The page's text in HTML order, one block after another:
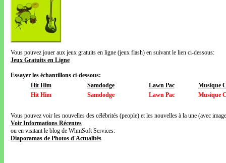
Vous pouvez jouer aux jeux gratuits en ligne (jeux flash) en suivant le lien ci-dessous:
Jeux Gratuits en Ligne
Essayer les échantillons ci-dessous:
Hit Him
Samdodge Lawn Pac
Musique
Hit Him
Samdodge Lawn Pac Musique
Vous pouvez voir les nouvelles des célébrités (people) et les nouvelles à la une (avec
Voir Informations Récentes
ou en visitant le blog de WhmSoft Services:
Diaporamas de Photos d'Actualités